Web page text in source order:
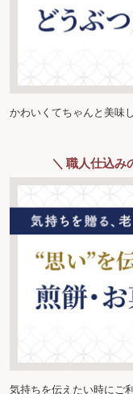
かわいくてちゃんと美味
＼ 職人仕込み
気持ちを伝えたい時にご